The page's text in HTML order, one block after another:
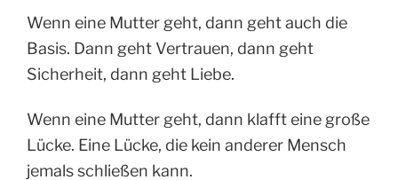
Wenn eine Mutter geht, dann geht auch die
Basis. Dann geht Vertrauen, dann geht
Sicherheit, dann geht Liebe.
Wenn eine Mutter geht, dann klafft eine große
Lücke. Eine Lücke, die kein anderer Mensch
jemals schließen kann.